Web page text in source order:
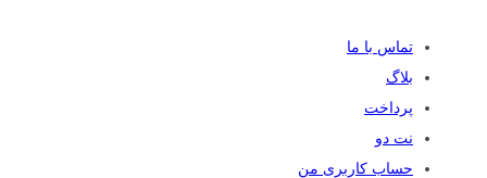
تماس با ما
بلاگ
پرداخت
نت دو
حساب کاربری من